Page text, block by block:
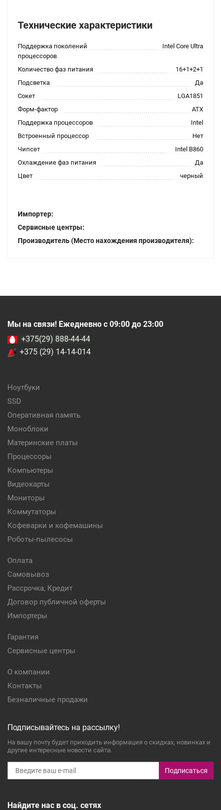
Технические характеристики
Поддержка поколений
процессоров
Intel Core Ultra
Количество фаз питания
16+1+2+1
Подсветка
Да
Сокет
LGA1851
Форм-фактор
ATX
Поддержка процессоров
Intel
Встроенный процессор
Нет
Чипсет
Intel B860
Охлаждение фаз питания
Да
Цвет
черный
Импортер:
Сервисные центры:
Производитель (Место нахождения производителя):
Мы на связи! Ежедневно с 09:00 до 23:00
+375(29) 888-44-44
+375 (29) 14-14-014
Ноутбуки
SSD
Оперативная память
Моноблоки
Материнские платы
Процессоры
Компьютеры
Видеокарты
Мониторы
Коммутаторы
Кофеварки и кофемашины
Роботы-пылесосы
Оплата
Самовывоз
Рассрочка, Кредит
Договор публичной оферты
Импортеры
Гарантия
Сервисные центры
О компании
Контакты
Безналичные продажи
Подписывайтесь на рассылку!
На вашу почту будет приходить информация о скидках, новинках и
другие интересные новости сайта.
Подписаться
Найдите нас в соц. сетях